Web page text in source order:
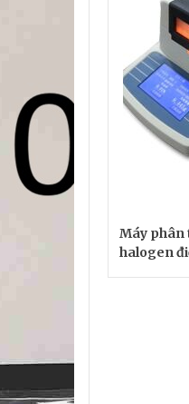
Máy phân
halogen